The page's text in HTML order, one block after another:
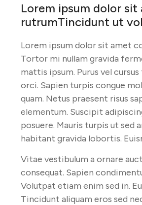
Lorem ipsum dolor
rutrumTincidunt ut
Lorem ipsum dolor sit amet
Tortor mi nullam gravida
mattis ipsum. Purus vel
orci. Sapien turpis congue
quam. Netus praesent risus
elementum. Suscipit
posuere. Mauris turpis ut sed
habitant gravida lobortis.
Vitae vestibulum a ornare
consequat. Sapien
Volutpat etiam enim sed in.
Tincidunt aliquam eros sed